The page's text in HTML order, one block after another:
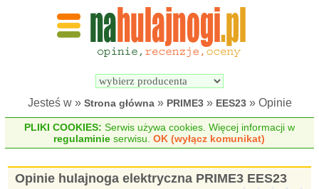
Wyszukiwarka
elektrycznych
Jesteś w » Strona główna» PRIME3» EES23» Opinie
PLIKI COOKIES: Serwis używa cookies. Więcej informacji w
regulaminie serwisu.OK (wyłącz komunikat)
Opinie hulajnoga elektryczna PRIME3 EES23